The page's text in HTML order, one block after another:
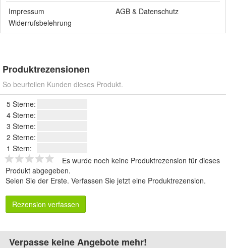
Impressum
AGB & Datenschutz
Widerrufsbelehrung
Produktrezensionen
So beurteilen Kunden dieses Produkt.
5 Sterne:
4 Sterne:
3 Sterne:
2 Sterne:
1 Stern:
Es wurde noch keine Produktrezension für dieses
Produkt abgegeben.
Seien Sie der Erste. Verfassen Sie jetzt eine Produktrezension.
Rezension verfassen
Verpasse keine Angebote mehr!